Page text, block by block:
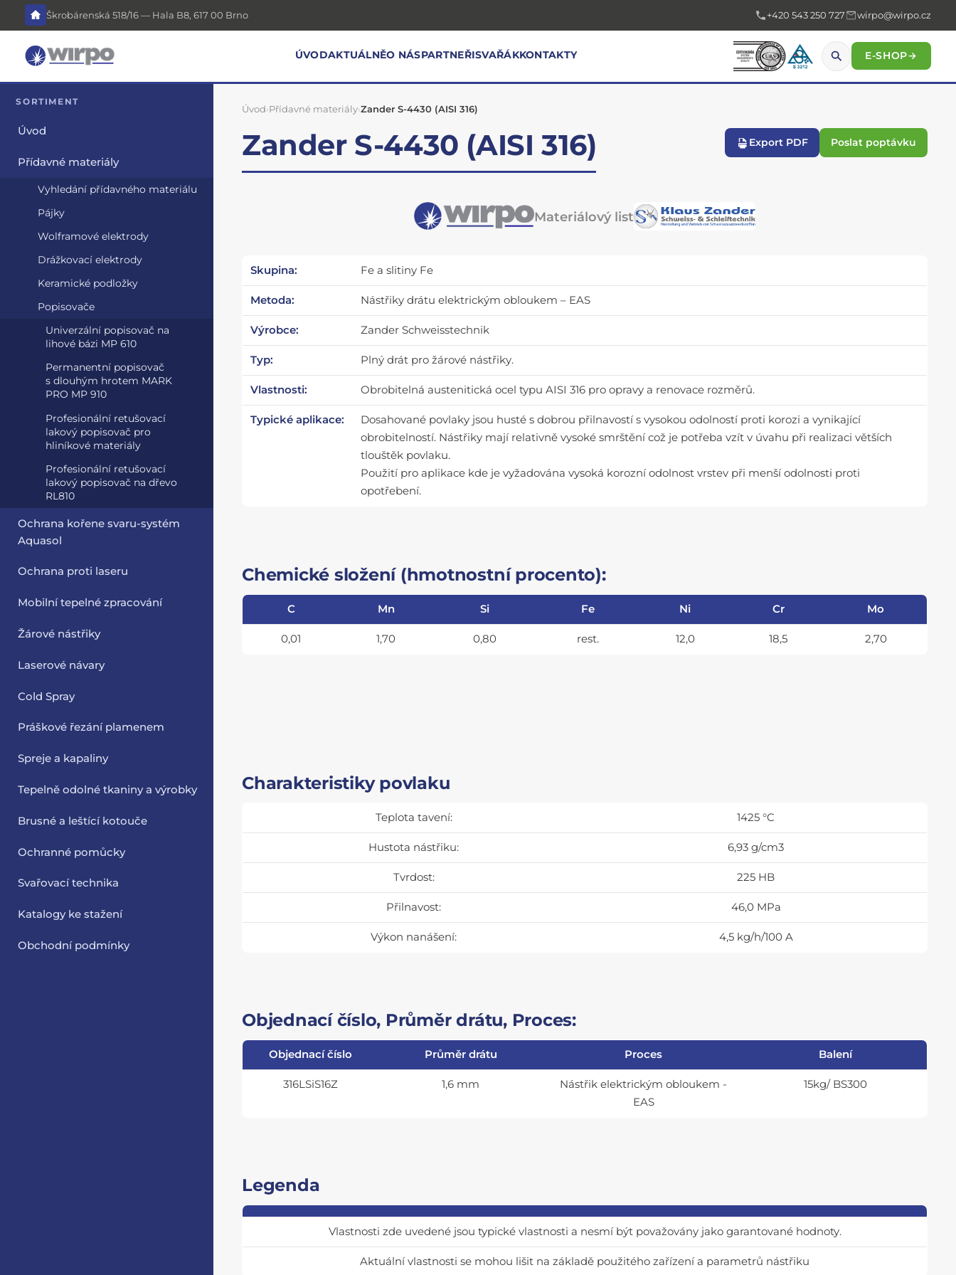
Škrobárenská 518/16 — Hala B8, 617 00 Brno +420 543 250 727 wirpo@wirpo.cz
ÚVODAKTUÁLNĚO NÁSPARTNEŘISVAŘÁKKONTAKTY E-SHOP→
SORTIMENT
Úvod
Přídavné materiály
Vyhledání přídavného materiálu
Pájky
Wolframové elektrody
Drážkovací elektrody
Keramické podložky
Popisovače
Univerzální popisovač na
lihové bázi MP 610
Permanentní popisovač
s dlouhým hrotem MARK
PRO MP 910
Profesionální retušovací
lakový popisovač pro
hliníkové materiály
Profesionální retušovací
lakový popisovač na dřevo
RL810
Ochrana kořene svaru-systém
Aquasol
Ochrana proti laseru
Mobilní tepelné zpracování
Žárové nástřiky
Laserové návary
Cold Spray
Práškové řezání plamenem
Spreje a kapaliny
Tepelně odolné tkaniny a výrobky
Brusné a leštící kotouče
Ochranné pomůcky
Svařovací technika
Katalogy ke stažení
Obchodní podmínky
Úvod›Přídavné materiály›Zander S-4430 (AISI 316)
Zander S-4430 (AISI 316) Export PDF Poslat poptávku
Materiálový list
Skupina: Fe a slitiny Fe
Metoda: Nástřiky drátu elektrickým obloukem – EAS
Výrobce: Zander Schweisstechnik
Typ: Plný drát pro žárové nástřiky.
Vlastnosti: Obrobitelná austenitická ocel typu AISI 316 pro opravy a renovace rozměrů.
Typické aplikace:
Dosahované povlaky jsou husté s dobrou přilnavostí s vysokou odolností proti korozi a vynikající
obrobitelností. Nástřiky mají relativně vysoké smrštění což je potřeba vzít v úvahu při realizaci větších
tlouštěk povlaku.
Použití pro aplikace kde je vyžadována vysoká korozní odolnost vrstev při menší odolnosti proti
opotřebení.
Chemické složení (hmotnostní procento):
C Mn Si Fe Ni Cr Mo
0,01 1,70 0,80 rest. 12,0 18,5 2,70
Charakteristiky povlaku
Teplota tavení: 1425 °C
Hustota nástřiku: 6,93 g/cm3
Tvrdost: 225 HB
Přilnavost: 46,0 MPa
Výkon nanášení: 4,5 kg/h/100 A
Objednací číslo, Průměr drátu, Proces:
Objednací číslo Průměr drátu Proces Balení
316LSiS16Z 1,6 mm
Nástřik elektrickým obloukem -
EAS
15kg/ BS300
Legenda
Vlastnosti zde uvedené jsou typické vlastnosti a nesmí být považovány jako garantované hodnoty.
Aktuální vlastnosti se mohou lišit na základě použitého zařízení a parametrů nástřiku